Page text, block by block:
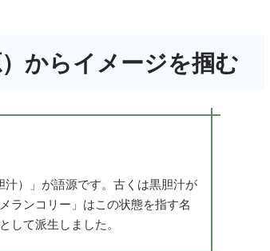
からイメージを掴む
）」が語源です。古くは黒胆汁が
ランコリー」はこの状態を指す名
して派生しました。